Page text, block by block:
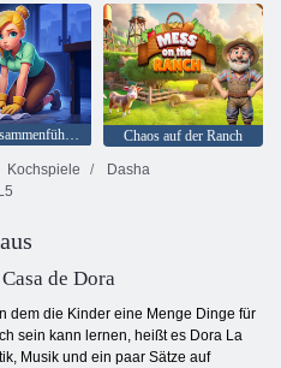
Haven zusammenführen
Chaos auf der Ranch
Kochspiele
Dasha
de Dora
dem die Kinder eine Menge Dinge für
sein kann lernen, heißt es Dora La
Musik und ein paar Sätze auf